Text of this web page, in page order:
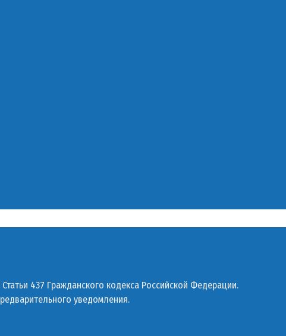
437 Гражданского кодекса Российской Федерации.
уведомления.